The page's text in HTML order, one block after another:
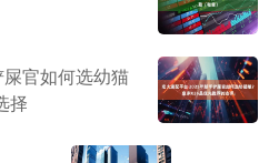
官如何选幼猫
择